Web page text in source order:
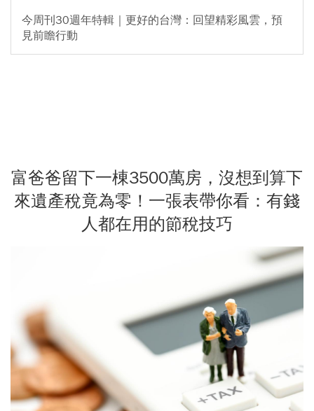
今周刊30週年特輯｜更好的台灣：回望精彩風雲，預
見前瞻行動
富爸爸留下一棟3500萬房，沒想到算下
來遺產稅竟為零！一張表帶你看：有錢
人都在用的節稅技巧